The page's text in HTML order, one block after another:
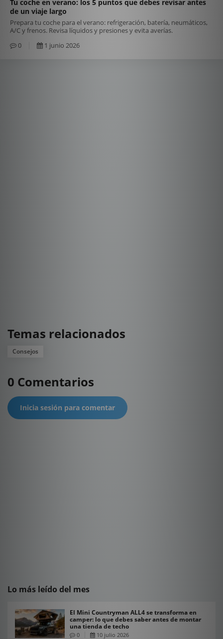
Tu coche en verano: los 5 puntos que debes revisar antes
de un viaje largo
Prepara tu coche para el verano: refrigeración, batería, neumáticos,
A/C y frenos. Revisa líquidos y presiones y evita averías.
0
1 junio 2026
Temas relacionados
Consejos
0 Comentarios
Inicia sesión para comentar
Lo más leído del mes
El Mini Countryman ALL4 se transforma en
camper: lo que debes saber antes de montar
una tienda de techo
0 10 julio 2026